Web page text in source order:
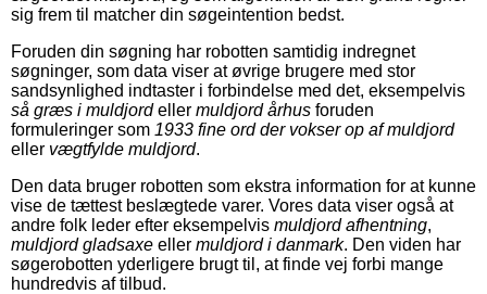
sig frem til matcher din søgeintention bedst.
Foruden din søgning har robotten samtidig indregnet
søgninger, som data viser at øvrige brugere med stor
sandsynlighed indtaster i forbindelse med det, eksempelvis
så græs i muldjordeller muldjord århus foruden
formuleringer som 1933 fine ord der vokser op af muldjord
eller vægtfylde muldjord.
Den data bruger robotten som ekstra information for at kunne
vise de tættest beslægtede varer. Vores data viser også at
andre folk leder efter eksempelvis muldjord afhentning,
muldjord gladsaxe eller muldjord i danmark. Den viden har
søgerobotten yderligere brugt til, at finde vej forbi mange
hundredvis af tilbud.